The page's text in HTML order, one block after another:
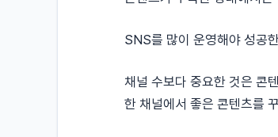
SNS를 많이 운영해야 성공
채널 수보다 중요한 것은 콘
한 채널에서 좋은 콘텐츠를